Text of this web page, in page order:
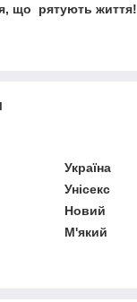
що рятують життя!
Україна
Унісекс
Новий
М'який